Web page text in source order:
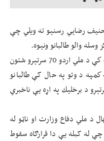
حنيف رضايي رسنیو ته ویلي چې
والو طالبانو ونيوه.
د نوموړي په خبره، د چينايانو په كمپ كې د ملي اردو 70 سرتېرو شتون
یې 46 تنه يې له كمپه د وتو په حال کې طالبانو
خو په قرارګاه كې د پاتې 26 سرتېرو د برخليك په اړه یې ناخبري
د ملي دفاع وزارت او ناټو له
له کبله یې دا قرارګاه سقوط